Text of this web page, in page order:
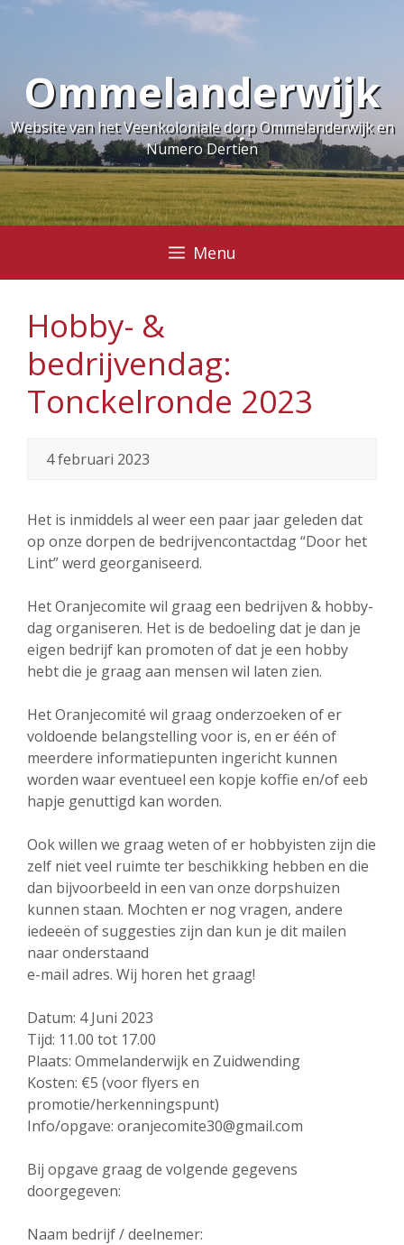
inhoudOmmelanderwijk
Website van het Veenkoloniale dorp Ommelanderwijk en
Numero Dertien
Menu
Hobby- &
bedrijvendag:
Tonckelronde 2023
4 februari 2023
Het is inmiddels al weer een paar jaar geleden dat
op onze dorpen de bedrijvencontactdag “Door het
Lint” werd georganiseerd.
Het Oranjecomite wil graag een bedrijven & hobby-
dag organiseren. Het is de bedoeling dat je dan je
eigen bedrijf kan promoten of dat je een hobby
hebt die je graag aan mensen wil laten zien.
Het Oranjecomité wil graag onderzoeken of er
voldoende belangstelling voor is, en er één of
meerdere informatiepunten ingericht kunnen
worden waar eventueel een kopje koffie en/of eeb
hapje genuttigd kan worden.
Ook willen we graag weten of er hobbyisten zijn die
zelf niet veel ruimte ter beschikking hebben en die
dan bijvoorbeeld in een van onze dorpshuizen
kunnen staan. Mochten er nog vragen, andere
iedeeën of suggesties zijn dan kun je dit mailen
naar onderstaand
e-mail adres. Wij horen het graag!
Datum: 4 Juni 2023
Tijd: 11.00 tot 17.00
Plaats: Ommelanderwijk en Zuidwending
Kosten: €5 (voor flyers en
promotie/herkenningspunt)
Info/opgave: oranjecomite30@gmail.com
Bij opgave graag de volgende gegevens
doorgegeven:
Naam bedrijf / deelnemer: